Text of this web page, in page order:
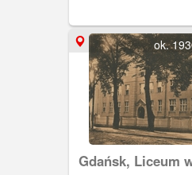
Dziecięcego na
ok.
Gdańsk, Liceum